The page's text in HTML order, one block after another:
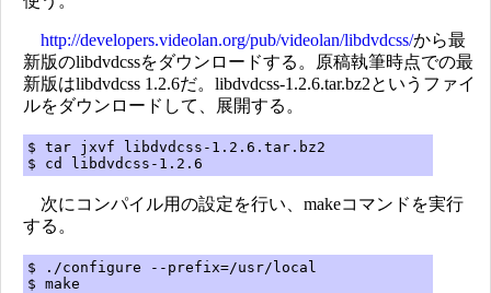
http://developers.videolan.org/pub/videolan/libdvdcss/から最
新版のlibdvdcssをダウンロードする。原稿執筆時点での最
新版はlibdvdcss 1.2.6だ。libdvdcss-1.2.6.tar.bz2というファイ
ルをダウンロードして、展開する。
$ tar jxvf libdvdcss-1.2.6.tar.bz2
$ cd libdvdcss-1.2.6
次にコンパイル用の設定を行い、makeコマンドを実行
する。
$ ./configure --prefix=/usr/local
$ make